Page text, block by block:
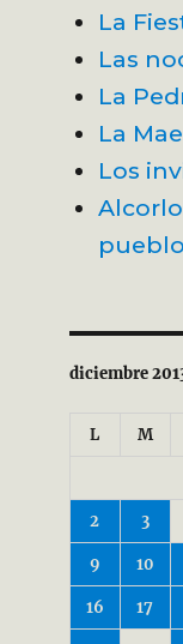
La
Las
La
La
Los
diciembre
L M
2 3
9 10
16 17